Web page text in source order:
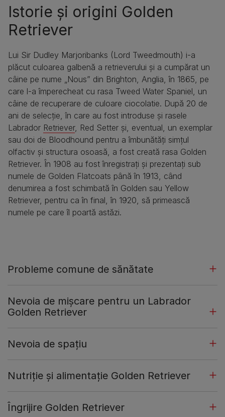
Istorie și origini Golden
Retriever
Lui Sir Dudley Marjoribanks (Lord Tweedmouth) i-a
plăcut culoarea galbenă a retrieverului și a cumpărat un
câine pe nume „Nous” din Brighton, Anglia, în 1865, pe
care l-a împerecheat cu rasa Tweed Water Spaniel, un
câine de recuperare de culoare ciocolatie. După 20 de
ani de selecție, în care au fost introduse și rasele
Labrador Retriever, Red Setter și, eventual, un exemplar
sau doi de Bloodhound pentru a îmbunătăți simțul
olfactiv și structura osoasă, a fost creată rasa Golden
Retriever. În 1908 au fost înregistrați și prezentați sub
numele de Golden Flatcoats până în 1913, când
denumirea a fost schimbată în Golden sau Yellow
Retriever, pentru ca în final, în 1920, să primească
numele pe care îl poartă astăzi.
Probleme comune de sănătate
Nevoia de mișcare pentru un Labrador
Golden Retriever
Nevoia de spațiu
Nutriție și alimentație Golden Retriever
Îngrijire Golden Retriever